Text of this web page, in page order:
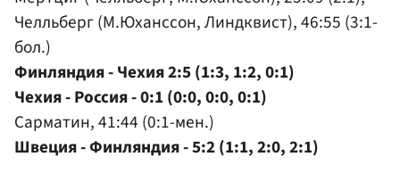
Челльберг (М.Юханссон, Линдквист), 46:55 (3:1-
бол.)
Финляндия - Чехия 2:5 (1:3, 1:2, 0:1)
Чехия - Россия - 0:1 (0:0, 0:0, 0:1)
Сарматин, 41:44 (0:1-мен.)
Швеция - Финляндия - 5:2 (1:1, 2:0, 2:1)